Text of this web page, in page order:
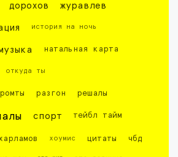
дорохов журавлев
история на ночь
натальная карта
откуда ты
разгон решалы
спорт тейбл тайм
хоумис цитаты чбд